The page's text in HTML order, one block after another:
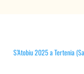
S’Atobiu 2025 a Tertenia